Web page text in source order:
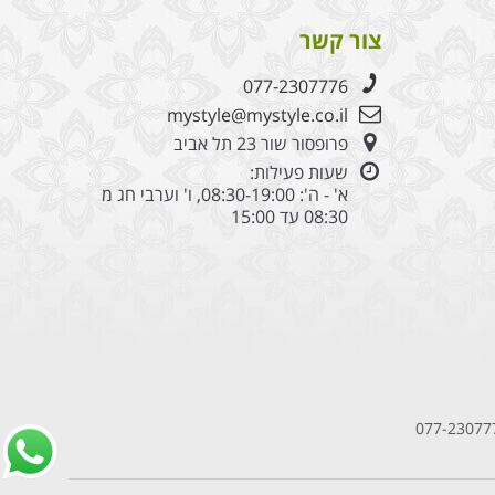
ינקות
צור קשר
077-2307776
mystyle@mystyle.co.il
פרופסור שור 23 תל אביב
שעות פעילות:
א' - ה': 08:30-19:00, ו' וערבי חג מ
08:30 עד 15:00